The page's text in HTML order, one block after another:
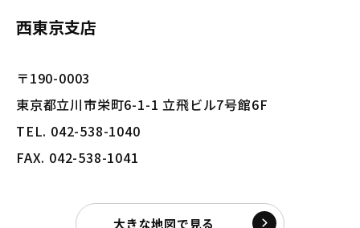
西東京支店
〒190-0003
東京都立川市栄町6-1-1 立飛ビル7号館6F
TEL. 042-538-1040
FAX. 042-538-1041
大きな地図で見る